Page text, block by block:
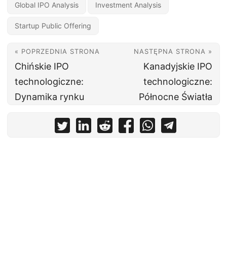
Global IPO Analysis Investment Analysis
Startup Public Offering
« POPRZEDNIA STRONA
Chińskie IPO
technologiczne:
Dynamika rynku
NASTĘPNA STRONA »
Kanadyjskie IPO
technologiczne:
Północne Światła